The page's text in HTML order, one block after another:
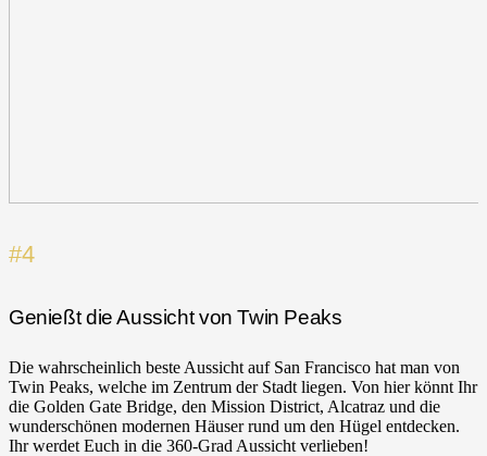
#4
Genießt die Aussicht von Twin Peaks
Die wahrscheinlich beste Aussicht auf San Francisco hat man von
Twin Peaks, welche im Zentrum der Stadt liegen. Von hier könnt Ihr
die Golden Gate Bridge, den Mission District, Alcatraz und die
wunderschönen modernen Häuser rund um den Hügel entdecken.
Ihr werdet Euch in die 360-Grad Aussicht verlieben!